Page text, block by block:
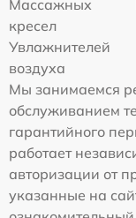
Массажных
кресел
Увлажнителей
воздуха
Мы занимаемся
обслуживанием
гарантийного
работает
авторизации от
указанные на